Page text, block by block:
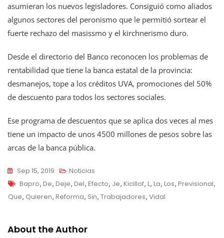
asumieran los nuevos legisladores. Consiguió como aliados
algunos sectores del peronismo que le permitió sortear el
fuerte rechazo del masissmo y el kirchnerismo duro.
Desde el directorio del Banco reconocen los problemas de
rentabilidad que tiene la banca estatal de la provincia:
desmanejos, tope a los créditos UVA, promociones del 50%
de descuento para todos los sectores sociales.
Ese programa de descuentos que se aplica dos veces al mes
tiene un impacto de unos 4500 millones de pesos sobre las
arcas de la banca pública.
Sep 15, 2019
Noticias
Tags
Bapro, De, Deje, Del, Efecto, Je, Kicillof, L, La, Los, Previsional,
Que, Quieren, Reforma, Sin, Trabajadores, Vidal
About the Author